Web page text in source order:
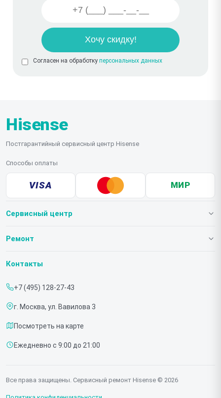
Согласен на обработку персональных данных
Hisense
Постгарантийный сервисный центр Hisense
Способы оплаты
VISA МИР
Сервисный центр
О нашем сервисе
Срочный ремонт
Доставка и способы оплаты
Диагностика
Контакты
Ремонт
Телевизоров
Проекторов
Контакты
+7 (495) 128-27-43
г. Москва, ул. Вавилова 3
Посмотреть на карте
Ежедневно с 9:00 до 21:00
Все права защищены. Сервисный ремонт Hisense © 2026